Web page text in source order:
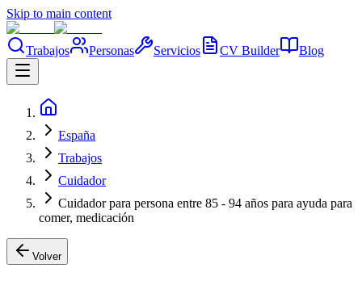
Skip to main content
Trabajos Personas Servicios CV Builder Blog
España
Trabajos
Cuidador
Cuidador para persona entre 85 - 94 años para ayuda para
comer, medicación
Volver